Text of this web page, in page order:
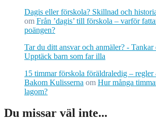
Dagis eller förskola? Skillnad och
om Från ’dagis’ till förskola – varför
poängen?
Tar du ditt ansvar och anmäler? - Tankar
Upptäck barn som far illa
15 timmar förskola föräldraledig –
Bakom Kulisserna om Hur många
lagom?
Du missar väl inte...